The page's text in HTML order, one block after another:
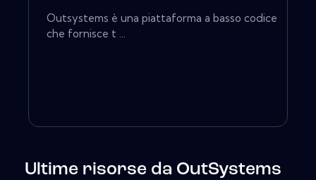
Outsystems è una piattaforma a basso codice
che fornisce t ...
Ultime risorse da OutSystems